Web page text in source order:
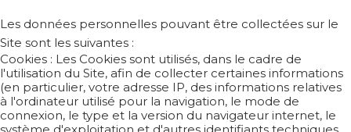
Les données personnelles pouvant être collectées sur le
Site sont les suivantes :
Cookies : Les Cookies sont utilisés, dans le cadre de
l'utilisation du Site, afin de collecter certaines informations
(en particulier, votre adresse IP, des informations relatives
à l'ordinateur utilisé pour la navigation, le mode de
connexion, le type et la version du navigateur internet, le